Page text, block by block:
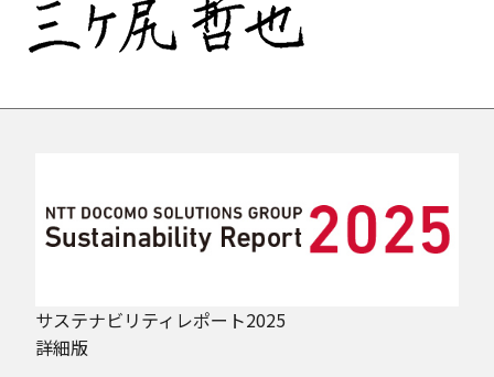
サステナビリティレポート2025
詳細版